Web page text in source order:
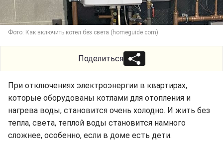
Фото: Как включить котел без света (homeguide com)
Поделиться
При отключениях электроэнергии в квартирах,
которые оборудованы котлами для отопления и
нагрева воды, становится очень холодно. И жить без
тепла, света, теплой воды становится намного
сложнее, особенно, если в доме есть дети.